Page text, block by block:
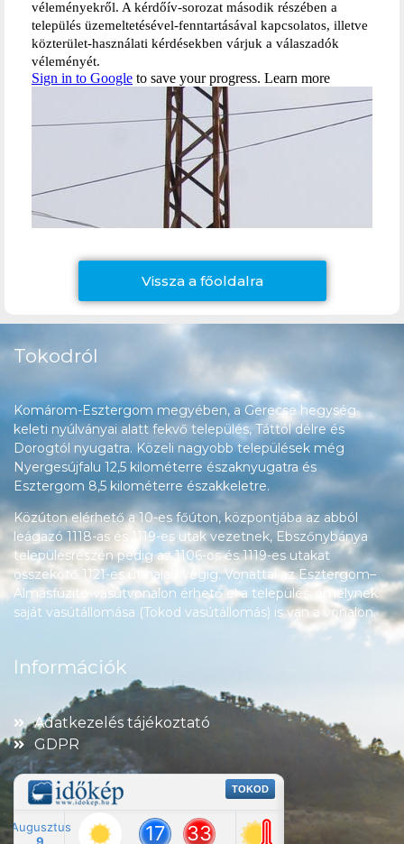
Vissza a főoldalra
Tokodról
Komárom-Esztergom megyében, a Gerecse hegység
keleti nyúlványai alatt fekvő település, Táttól délre és
Dorogtól nyugatra. Közeli nagyobb települések még
Nyergesújfalu 12,5 kilométerre északnyugatra és
Esztergom 8,5 kilométerre északkeletre.
Közúton elérhető a 10-es főúton, központjába az abból
leágazó 1118-as és 1119-es utak vezetnek, Ebszőnybánya
településrészén pedig az 1106-os és 1119-es utakat
összekötő 1121-es út halad végig. Vonattal az Esztergom–
Almásfüzitő-vasútvonalon érhető el a település, amelynek
saját vasútállomása (Tokod vasútállomás) is van a vonalon.
Információk
Adatkezelés tájékoztató
GDPR